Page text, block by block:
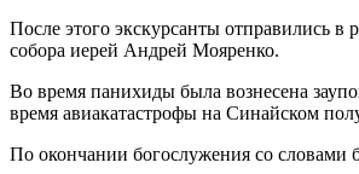
После этого экскурсанты отправились
собора иерей Андрей Мояренко.
Во время панихиды была вознесена
время авиакатастрофы на Синайском
По окончании богослужения со словами